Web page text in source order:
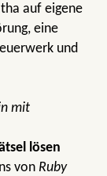
auf eigene
eine
und
mit
lösen
von Ruby